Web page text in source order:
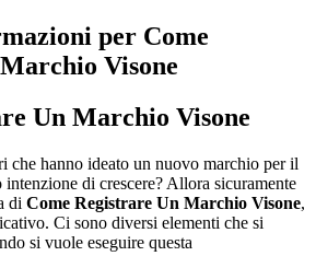
per Come
Visone
Un Marchio Visone
che hanno ideato un nuovo marchio per il
di crescere? Allora sicuramente
di Come Registrare Un Marchio Visone,
Ci sono diversi elementi che si
si vuole eseguire questa